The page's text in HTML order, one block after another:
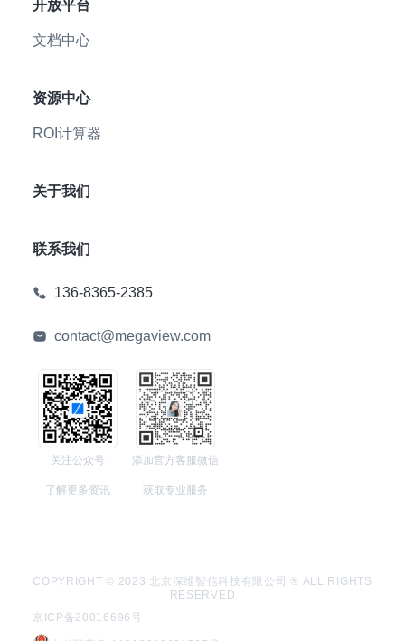
开放平台
文档中心
资源中心
ROI计算器
关于我们
联系我们
136-8365-2385
contact@megaview.com
关注公众号
了解更多资讯
添加官方客服微信
获取专业服务
COPYRIGHT © 2023 北京深维智信科技有限公司 ® ALL RIGHTS
RESERVED
京ICP备20016696号